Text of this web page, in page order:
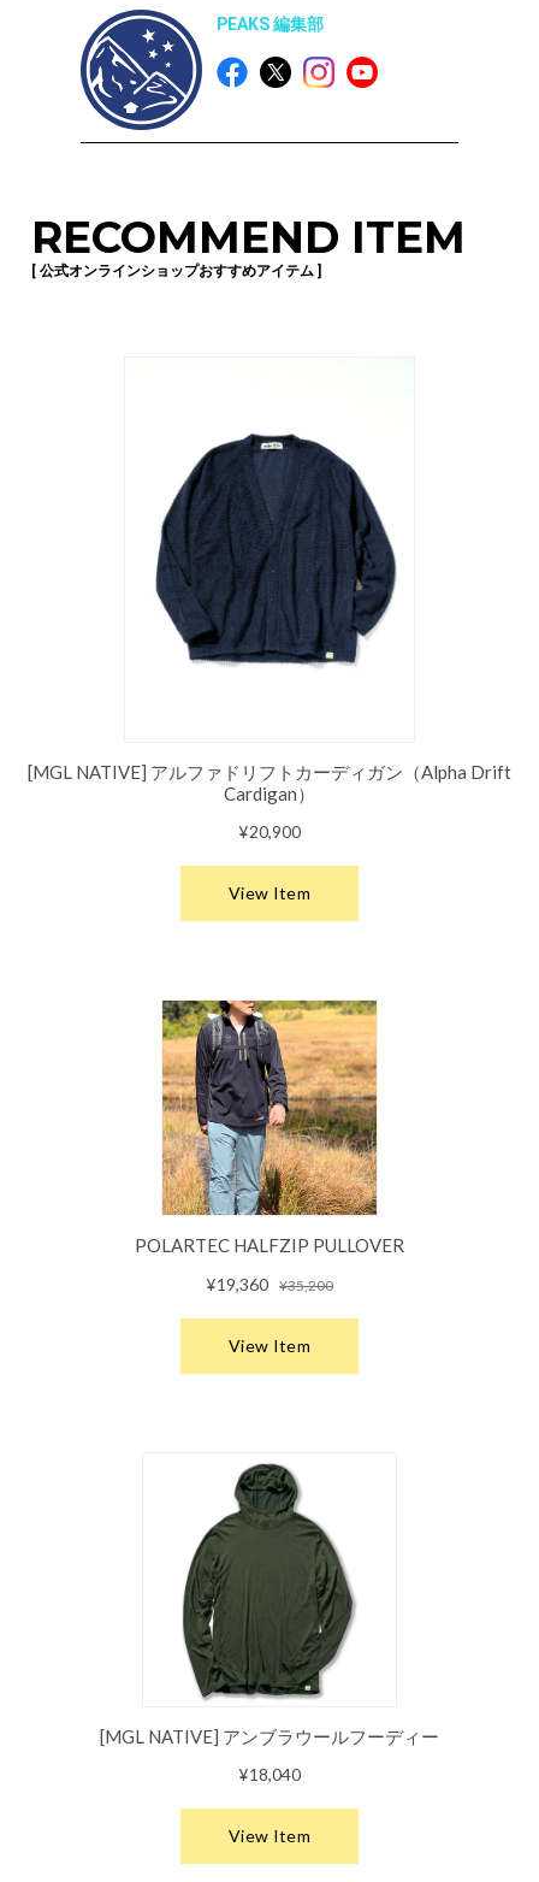
PEAKS 編集部
RECOMMEND ITEM
[ 公式オンラインショップおすすめアイテム ]